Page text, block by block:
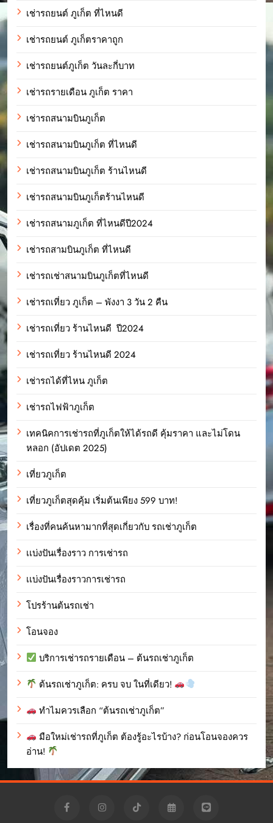
เช่ารถยนต์ ภูเก็ต ที่ไหนดี
เช่ารถยนต์ ภูเก็ตราคาถูก
เช่ารถยนต์ภูเก็ต วันละกี่บาท
เช่ารถรายเดือน ภูเก็ต ราคา
เช่ารถสนามบินภูเก็ต
เช่ารถสนามบินภูเก็ต ที่ไหนดี
เช่ารถสนามบินภูเก็ต ร้านไหนดี
เช่ารถสนามบินภูเก็ตร้านไหนดี
เช่ารถสนามภูเก็ต ที่ไหนดีปี2024
เช่ารถสามบินภูเก็ต ที่ไหนดี
เช่ารถเช่าสนามบินภูเก็ตที่ไหนดี
เช่ารถเที่ยว ภูเก็ต – พังงา 3 วัน 2 คืน
เช่ารถเที่ยว ร้านไหนดี ปี2024
เช่ารถเที่ยว ร้านไหนดี 2024
เช่ารถได้ที่ไหน ภูเก็ต
เช่ารถไฟฟ้าภูเก็ต
เทคนิคการเช่ารถที่ภูเก็ตให้ได้รถดี คุ้มราคา และไม่โดน
หลอก (อัปเดต 2025)
เที่ยวภูเก็ต
เที่ยวภูเก็ตสุดคุ้ม เริ่มต้นเพียง 599 บาท!
เรื่องที่คนค้นหามากที่สุดเกี่ยวกับ รถเช่าภูเก็ต
เเบ่งปันเรื่องราว การเช่ารถ
เเบ่งปันเรื่องราวการเช่ารถ
โปรร้านต้นรถเช่า
โอนจอง
บริการเช่ารถรายเดือน – ต้นรถเช่าภูเก็ต
ต้นรถเช่าภูเก็ต: ครบ จบ ในที่เดียว!
ทำไมควรเลือก “ต้นรถเช่าภูเก็ต”
มือใหม่เช่ารถที่ภูเก็ต ต้องรู้อะไรบ้าง? ก่อนโอนจองควร
อ่าน!